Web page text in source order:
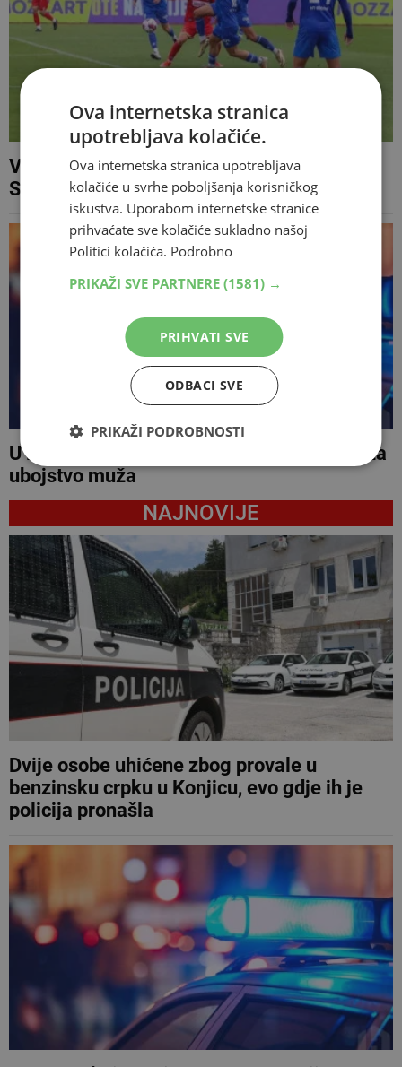
Večeras dvije utakmice Premijer lige BiH:
Sarajevo igra u Mostaru, Široki na Pecari
U Bosanskoj Krupi supruga osumnjičena za
ubojstvo muža
NAJNOVIJE
Dvije osobe uhićene zbog provale u
benzinsku crpku u Konjicu, evo gdje ih je
policija pronašla
Ova internetska stranica
upotrebljava kolačiće.
Ova internetska stranica upotrebljava
kolačiće u svrhe poboljšanja korisničkog
iskustva. Uporabom internetske stranice
prihvaćate sve kolačiće sukladno našoj
Politici kolačića. Podrobno
PRIKAŽI SVE PARTNERE (1581) →
PRIHVATI SVE
ODBACI SVE
PRIKAŽI PODROBNOSTI